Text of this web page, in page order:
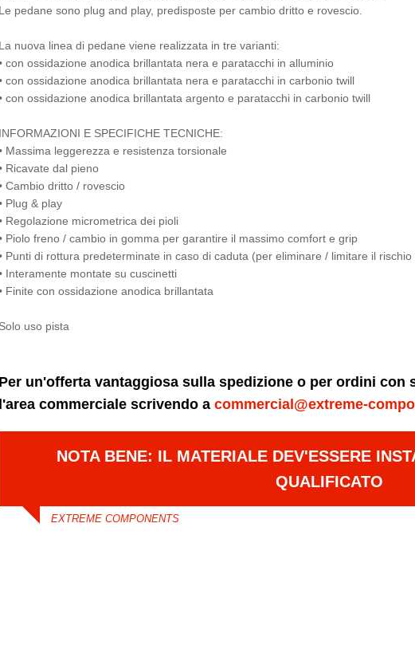
Le pedane sono plug and play, predisposte per cambio dritto e rovescio.
La nuova linea di pedane viene realizzata in tre varianti:
con ossidazione anodica brillantata nera e paratacchi in alluminio
con ossidazione anodica brillantata nera e paratacchi in carbonio twill
con ossidazione anodica brillantata argento e paratacchi in carbonio twill
INFORMAZIONI E SPECIFICHE TECNICHE:
Massima leggerezza e resistenza torsionale
Ricavate dal pieno
Cambio dritto / rovescio
Plug & play
Regolazione micrometrica dei pioli
Piolo freno / cambio in gomma per garantire il massimo comfort e grip
Punti di rottura predeterminate in caso di caduta (per eliminare / limitare il
Interamente montate su cuscinetti
Finite con ossidazione anodica brillantata
Solo uso pista
Per un'offerta vantaggiosa sulla spedizione o per ordini con
l'area commerciale scrivendo acommercial@extreme-
NOTA BENE: IL MATERIALE DEV'ESSERE
QUALIFICATO
EXTREME COMPONENTS